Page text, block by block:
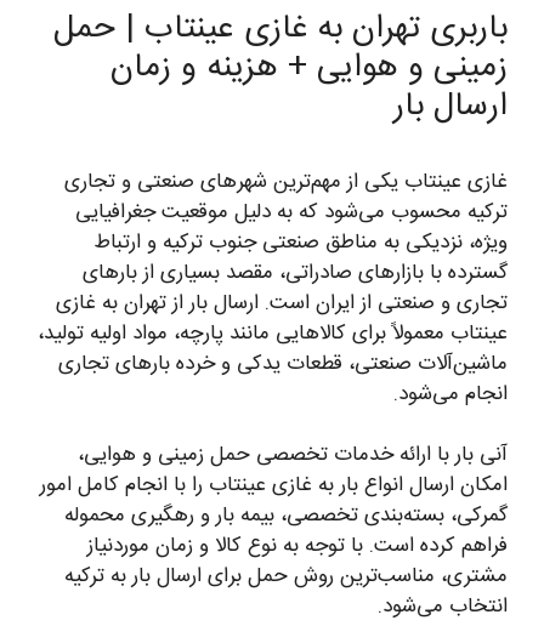
باربری تهران به غازی عینتاب | حمل
زمینی و هوایی + هزینه و زمان
ارسال بار
غازی عینتاب یکی از مهم‌ترین شهرهای صنعتی و تجاری
ترکیه محسوب می‌شود که به دلیل موقعیت جغرافیایی
ویژه، نزدیکی به مناطق صنعتی جنوب ترکیه و ارتباط
گسترده با بازارهای صادراتی، مقصد بسیاری از بارهای
تجاری و صنعتی از ایران است. ارسال بار از تهران به غازی
عینتاب معمولاً برای کالاهایی مانند پارچه، مواد اولیه تولید،
ماشین‌آلات صنعتی، قطعات یدکی و خرده بارهای تجاری
انجام می‌شود.
آنی بار با ارائه خدمات تخصصی حمل زمینی و هوایی،
امکان ارسال انواع بار به غازی عینتاب را با انجام کامل امور
گمرکی، بسته‌بندی تخصصی، بیمه بار و رهگیری محموله
فراهم کرده است. با توجه به نوع کالا و زمان موردنیاز
مشتری، مناسب‌ترین روش حمل برای ارسال بار به ترکیه
انتخاب می‌شود.